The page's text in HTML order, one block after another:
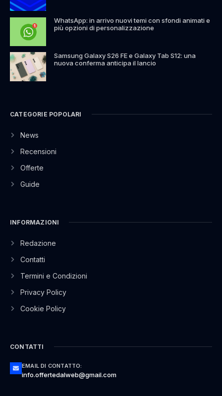
WhatsApp: in arrivo nuovi temi con sfondi animati e
più opzioni di personalizzazione
Samsung Galaxy S26 FE e Galaxy Tab S12: una
nuova conferma anticipa il lancio
CATEGORIE POPOLARI
News
Recensioni
Offerte
Guide
INFORMAZIONI
Redazione
Contatti
Termini e Condizioni
Privacy Policy
Cookie Policy
CONTATTI
EMAIL DI CONTATTO:
info.offertedalweb@gmail.com